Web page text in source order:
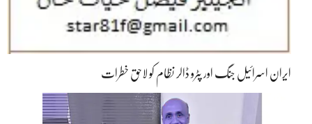
ایران اسرائیل جنگ اور پٹرو ڈالر نظام کو لاحق خطرات